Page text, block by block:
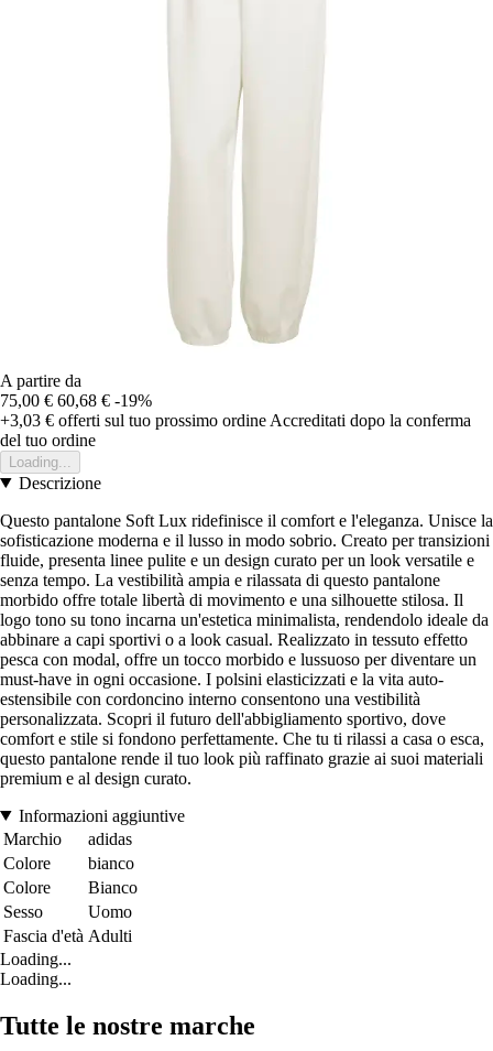
A partire da
75,00 € 60,68 € -19%
+3,03 € offerti sul tuo prossimo ordine Accreditati dopo la conferma
del tuo ordine
Loading...
Descrizione
Questo pantalone Soft Lux ridefinisce il comfort e l'eleganza. Unisce la
sofisticazione moderna e il lusso in modo sobrio. Creato per transizioni
fluide, presenta linee pulite e un design curato per un look versatile e
senza tempo. La vestibilità ampia e rilassata di questo pantalone
morbido offre totale libertà di movimento e una silhouette stilosa. Il
logo tono su tono incarna un'estetica minimalista, rendendolo ideale da
abbinare a capi sportivi o a look casual. Realizzato in tessuto effetto
pesca con modal, offre un tocco morbido e lussuoso per diventare un
must-have in ogni occasione. I polsini elasticizzati e la vita auto-
estensibile con cordoncino interno consentono una vestibilità
personalizzata. Scopri il futuro dell'abbigliamento sportivo, dove
comfort e stile si fondono perfettamente. Che tu ti rilassi a casa o esca,
questo pantalone rende il tuo look più raffinato grazie ai suoi materiali
premium e al design curato.
Informazioni aggiuntive
Marchio
adidas
Colore
bianco
Colore
Bianco
Sesso
Uomo
Fascia d'età Adulti
Loading...
Loading...
Tutte le nostre marche